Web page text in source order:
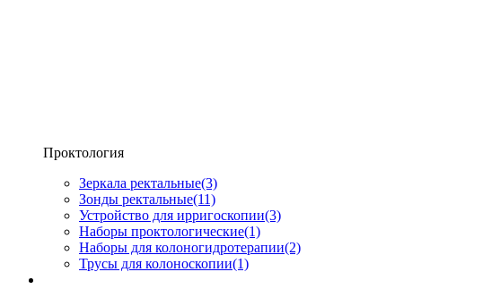
Проктология
Зеркала ректальные(3)
Зонды ректальные(11)
Устройство для ирригоскопии(3)
Наборы проктологические(1)
Наборы для колоногидротерапии(2)
Трусы для колоноскопии(1)